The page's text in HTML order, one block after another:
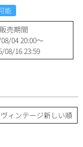
能
販売期間
04 20:00〜
08/16 23:59
ヴィンテージ新しい順